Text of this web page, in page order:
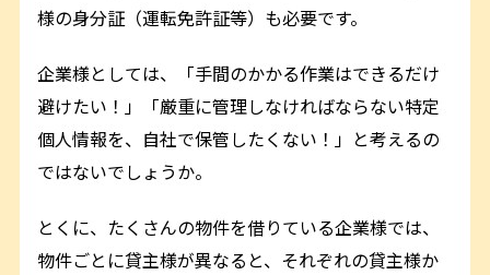
様の身分証（運転免許証等）も必要です。
企業様としては、「手間のかかる作業はできるだけ
避けたい！」「厳重に管理しなければならない特定
個人情報を、自社で保管したくない！」と考えるの
ではないでしょうか。
とくに、たくさんの物件を借りている企業様では、
物件ごとに貸主様が異なると、それぞれの貸主様か